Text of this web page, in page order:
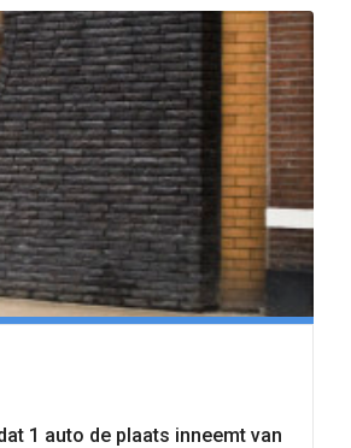
1 auto de plaats inneemt van